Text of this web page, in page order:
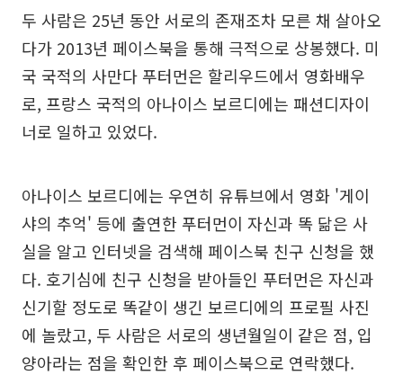
두 사람은 25년 동안 서로의 존재조차 모른 채 살아오
다가 2013년 페이스북을 통해 극적으로 상봉했다. 미
국 국적의 사만다 푸터먼은 할리우드에서 영화배우
로, 프랑스 국적의 아나이스 보르디에는 패션디자이
너로 일하고 있었다.
아나이스 보르디에는 우연히 유튜브에서 영화 '게이
샤의 추억' 등에 출연한 푸터먼이 자신과 똑 닮은 사
실을 알고 인터넷을 검색해 페이스북 친구 신청을 했
다. 호기심에 친구 신청을 받아들인 푸터먼은 자신과
신기할 정도로 똑같이 생긴 보르디에의 프로필 사진
에 놀랐고, 두 사람은 서로의 생년월일이 같은 점, 입
양아라는 점을 확인한 후 페이스북으로 연락했다.